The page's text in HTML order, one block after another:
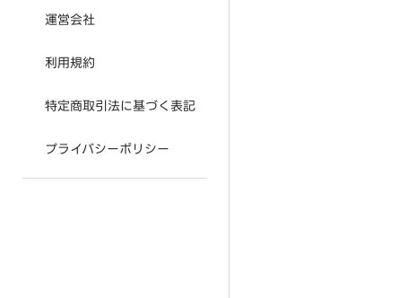
運営会社
利用規約
特定商取引法に基づく表記
プライバシーポリシー